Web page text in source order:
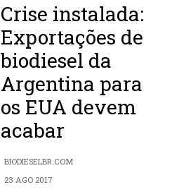
Crise instalada:
Exportações de
biodiesel da
Argentina para
os EUA devem
acabar
BIODIESELBR.COM
23 AGO 2017